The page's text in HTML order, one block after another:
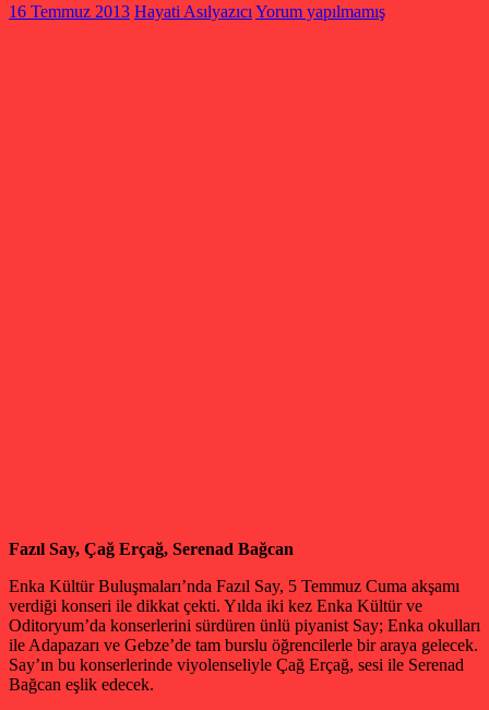
16 Temmuz 2013 Hayati Asılyazıcı Yorum yapılmamış
Fazıl Say, Çağ Erçağ, Serenad Bağcan
Enka Kültür Buluşmaları’nda Fazıl Say, 5 Temmuz Cuma akşamı
verdiği konseri ile dikkat çekti. Yılda iki kez Enka Kültür ve
Oditoryum’da konserlerini sürdüren ünlü piyanist Say; Enka okulları
ile Adapazarı ve Gebze’de tam burslu öğrencilerle bir araya gelecek.
Say’ın bu konserlerinde viyolenseliyle Çağ Erçağ, sesi ile Serenad
Bağcan eşlik edecek.